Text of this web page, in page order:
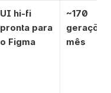
UI hi-fi
pronta para
o Figma
~170
mês